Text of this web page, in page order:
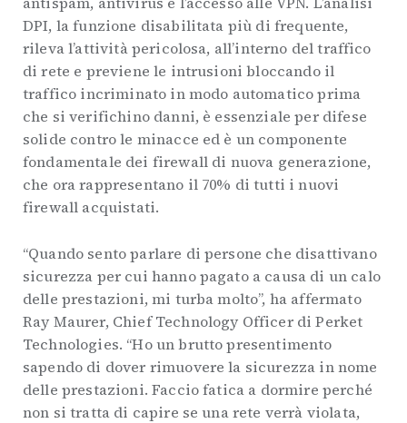
DPI, la funzione disabilitata più di frequente,
rileva l’attività pericolosa, all’interno del traffico
di rete e previene le intrusioni bloccando il
traffico incriminato in modo automatico prima
che si verifichino danni, è essenziale per difese
solide contro le minacce ed è un componente
fondamentale dei firewall di nuova generazione,
che ora rappresentano il 70% di tutti i nuovi
firewall acquistati.
“Quando sento parlare di persone che disattivano
sicurezza per cui hanno pagato a causa di un calo
delle prestazioni, mi turba molto”, ha affermato
Ray Maurer, Chief Technology Officer di Perket
Technologies. “Ho un brutto presentimento
sapendo di dover rimuovere la sicurezza in nome
delle prestazioni. Faccio fatica a dormire perché
non si tratta di capire se una rete verrà violata,